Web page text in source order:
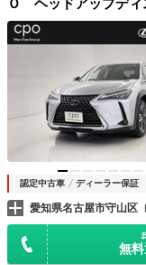
Ｏ ヘッドアップデ
キ ブラインドスポッ
ー ドライブレコーダ
認定中古車 ディーラー保証
愛知県名古屋市守山区
無